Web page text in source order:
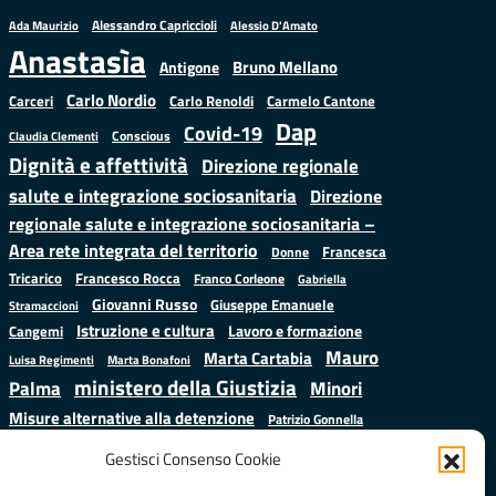
Gestisci Consenso Cookie
Ada Maurizio Alessandro Capriccioli Alessio D'Amato
Anastasìa Antigone Bruno Mellano
Carceri Carlo Nordio Carlo Renoldi Carmelo Cantone
Claudia Clementi Conscious Covid-19 Dap
Dignità e affettività Direzione regionale
salute e integrazione sociosanitaria Direzione
regionale salute e integrazione sociosanitaria –
Area rete integrata del territorio
Donne
Francesca
Tricarico
Francesco Rocca Franco Corleone
Gabriella
Stramaccioni
Giovanni Russo Giuseppe Emanuele
Cangemi
Istruzione e cultura Lavoro e formazione
Luisa Regimenti Marta Bonafoni Marta Cartabia Mauro
Palma ministero della Giustizia Minori
Misure alternative alla detenzione Patrizio Gonnella
Samuele Ciambriello